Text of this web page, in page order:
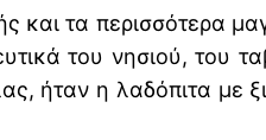
και τα περισσότερα
του νησιού, του
ήταν η λαδόπιτα με